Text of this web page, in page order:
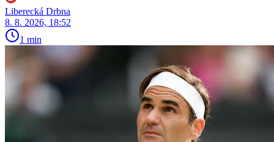
Liberecká Drbna
8. 8. 2026, 18:52
1 min